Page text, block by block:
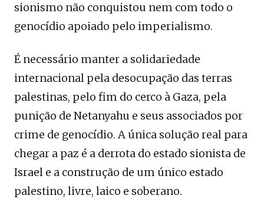
sionismo não conquistou nem com todo o
genocídio apoiado pelo imperialismo.
É necessário manter a solidariedade
internacional pela desocupação das terras
palestinas, pelo fim do cerco à Gaza, pela
punição de Netanyahu e seus associados por
crime de genocídio. A única solução real para
chegar a paz é a derrota do estado sionista de
Israel e a construção de um único estado
palestino, livre, laico e soberano.